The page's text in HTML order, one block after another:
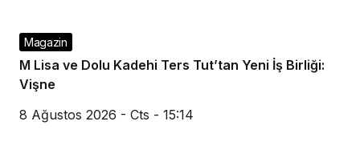
Magazin
M Lisa ve Dolu Kadehi Ters Tut’tan Yeni İş Birliği:
Vişne
8 Ağustos 2026 - Cts - 15:14